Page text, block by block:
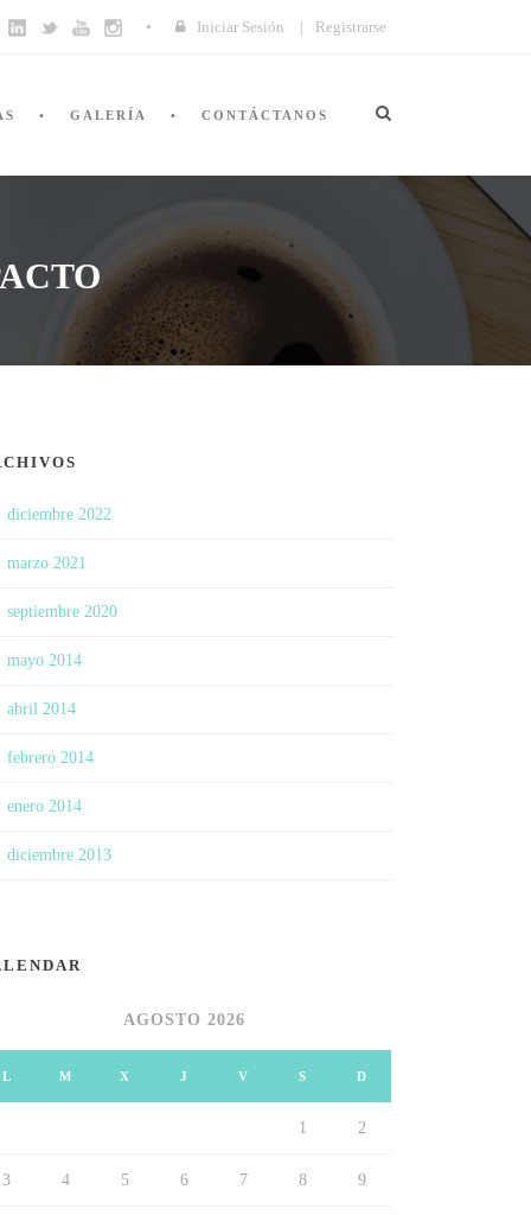
Iniciar Sesión | Registrarse
GALERÍA CONTÁCTANOS
diciembre 2022
marzo 2021
septiembre 2020
mayo 2014
abril 2014
febrero 2014
enero 2014
diciembre 2013
AGOSTO 2026
L M X J V S D
1 2
3 4 5 6 7 8 9